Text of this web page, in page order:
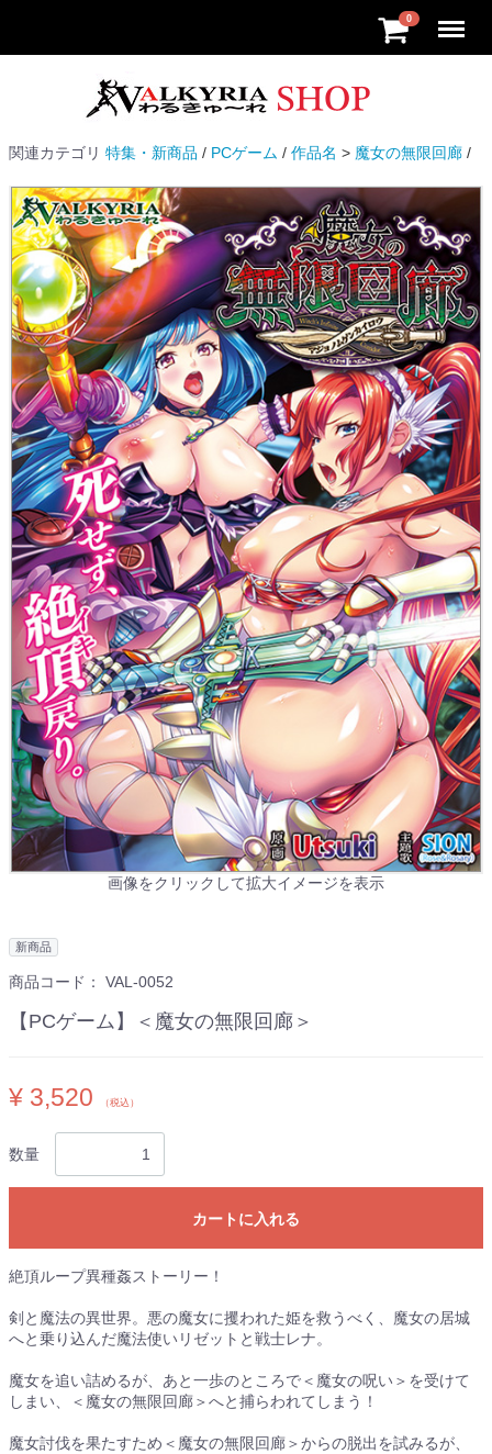
0
関連カテゴリ 特集・新商品 PCゲーム 作品名 魔女の無限回廊
画像をクリックして拡大イメージを表示
新商品
商品コード： VAL-0052
【PCゲーム】＜魔女の無限回廊＞
¥ 3,520 （税込）
数量
カートに入れる
絶頂ループ異種姦ストーリー！
剣と魔法の異世界。悪の魔女に攫われた姫を救うべく、魔女の居城
へと乗り込んだ魔法使いリゼットと戦士レナ。
魔女を追い詰めるが、あと一歩のところで＜魔女の呪い＞を受けて
しまい、＜魔女の無限回廊＞へと捕らわれてしまう！
魔女討伐を果たすため＜魔女の無限回廊＞からの脱出を試みるが、